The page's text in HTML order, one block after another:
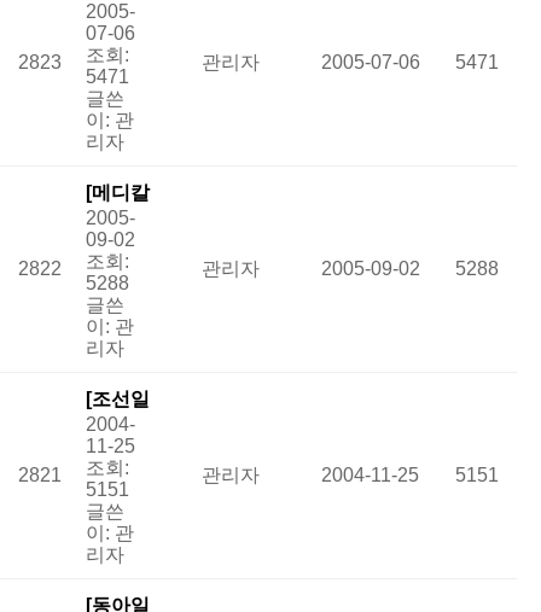
2823
엔] 유
니는 미
소천사
- 희귀·
난치병
도…
인기
2005-
07-06
조회:
5471
글쓴
이: 관
리자
관리자 2005-07-06 5471
2822
[메디칼
업저버]
특집
"희귀·
난치성
질환을
로"
인
기
2005-
09-02
조회:
5288
글쓴
이: 관
리자
관리자 2005-09-02 5288
2821
[조선일
보] 돈
없어서
내팽개
쳐진 환
자들
첨부
2004-
11-25
조회:
5151
글쓴
이: 관
리자
관리자 2004-11-25 5151
[동아일